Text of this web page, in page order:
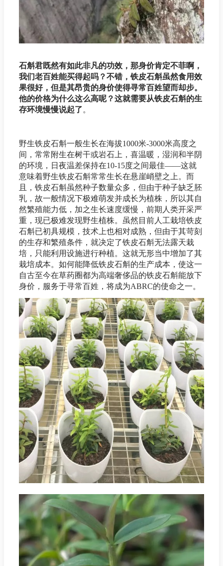
石斛君既然有如此非凡的功效，那身价肯定不菲啊，
我们老百姓能买得起吗？不错，铁皮石斛虽然食用效
果很好，但是其昂贵的身价使得寻常百姓望而却步。
他的价格为什么这么高呢？这就需要从铁皮石斛的生
存环境慢慢说起了。
野生铁皮石斛一般生长在海拔1000米-3000米高度之
间，常常附生在树干或岩石上，喜温暖，湿润和半阴
的环境，日夜温差保持在10-15度之间最佳——这就
意味着野生铁皮石斛常常生长在悬崖峭壁之上。而
且，铁皮石斛虽然种子数量众多，但由于种子缺乏胚
乳，故一般情况下极难萌发并成长为植株，所以其自
然繁殖能力低，加之生长速度缓慢，前期人类开采严
重，现已极难发现野生植株。虽然目前人工栽培铁皮
石斛已初具规模，技术上也相对成熟，但由于其苛刻
的生存和繁殖条件，就决定了铁皮石斛无法露天栽
培，只能利用设施进行种植。这就无形当中增加了其
栽培成本。如何能降低铁皮石斛的生产成本，使这一
自古至今在草药圈都为高端奢侈品的铁皮石斛能放下
身价，服务于寻常百姓，将成为ABRC的使命之一。